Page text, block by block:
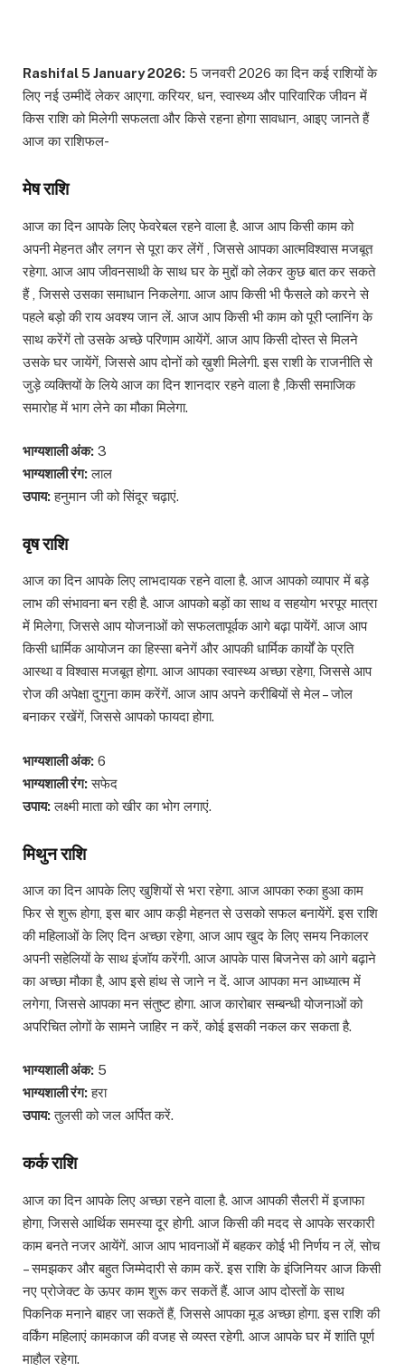
Rashifal 5 January 2026: 5 जनवरी 2026 का दिन कई राशियों के
लिए नई उम्मीदें लेकर आएगा. करियर, धन, स्वास्थ्य और पारिवारिक जीवन में
किस राशि को मिलेगी सफलता और किसे रहना होगा सावधान, आइए जानते हैं
आज का राशिफल-
मेष राशि
आज का दिन आपके लिए फेवरेबल रहने वाला है. आज आप किसी काम को
अपनी मेहनत और लगन से पूरा कर लेंगें , जिससे आपका आत्मविश्वास मजबूत
रहेगा. आज आप जीवनसाथी के साथ घर के मुद्दों को लेकर कुछ बात कर सकते
हैं , जिससे उसका समाधान निकलेगा. आज आप किसी भी फैसले को करने से
पहले बड़ो की राय अवश्य जान लें. आज आप किसी भी काम को पूरी प्लानिंग के
साथ करेंगें तो उसके अच्छे परिणाम आयेंगें. आज आप किसी दोस्त से मिलने
उसके घर जायेंगें, जिससे आप दोनों को ख़ुशी मिलेगी. इस राशी के राजनीति से
जुड़े व्यक्तियों के लिये आज का दिन शानदार रहने वाला है ,किसी समाजिक
समारोह में भाग लेने का मौका मिलेगा.
भाग्यशाली अंक: 3
भाग्यशाली रंग:लाल
उपाय:हनुमान जी को सिंदूर चढ़ाएं.
वृष राशि
आज का दिन आपके लिए लाभदायक रहने वाला है. आज आपको व्यापार में बड़े
लाभ की संभावना बन रही है. आज आपको बड़ों का साथ व सहयोग भरपूर मात्रा
में मिलेगा, जिससे आप योजनाओं को सफलतापूर्वक आगे बढ़ा पायेंगें. आज आप
किसी धार्मिक आयोजन का हिस्सा बनेगें और आपकी धार्मिक कार्यों के प्रति
आस्था व विश्वास मजबूत होगा. आज आपका स्वास्थ्य अच्छा रहेगा, जिससे आप
रोज की अपेक्षा दुगुना काम करेंगें. आज आप अपने करीबियों से मेल – जोल
बनाकर रखेंगें, जिससे आपको फायदा होगा.
भाग्यशाली अंक: 6
भाग्यशाली रंग:सफेद
उपाय:लक्ष्मी माता को खीर का भोग लगाएं.
मिथुन राशि
आज का दिन आपके लिए खुशियों से भरा रहेगा. आज आपका रुका हुआ काम
फिर से शुरू होगा, इस बार आप कड़ी मेहनत से उसको सफल बनायेंगें. इस राशि
की महिलाओं के लिए दिन अच्छा रहेगा, आज आप खुद के लिए समय निकालर
अपनी सहेलियों के साथ इंजॉय करेंगी. आज आपके पास बिजनेस को आगे बढ़ाने
का अच्छा मौका है, आप इसे हांथ से जाने न दें. आज आपका मन आध्यात्म में
लगेगा, जिससे आपका मन संतुष्ट होगा. आज कारोबार सम्बन्धी योजनाओं को
अपरिचित लोगों के सामने जाहिर न करें, कोई इसकी नकल कर सकता है.
भाग्यशाली अंक: 5
भाग्यशाली रंग:हरा
उपाय:तुलसी को जल अर्पित करें.
कर्क राशि
आज का दिन आपके लिए अच्छा रहने वाला है. आज आपकी सैलरी में इजाफा
होगा, जिससे आर्थिक समस्या दूर होगी. आज किसी की मदद से आपके सरकारी
काम बनते नजर आयेंगें. आज आप भावनाओं में बहकर कोई भी निर्णय न लें, सोच
– समझकर और बहुत जिम्मेदारी से काम करें. इस राशि के इंजिनियर आज किसी
नए प्रोजेक्ट के ऊपर काम शुरू कर सकतें हैं. आज आप दोस्तों के साथ
पिकनिक मनाने बाहर जा सकतें हैं, जिससे आपका मूड अच्छा होगा. इस राशि की
वर्किंग महिलाएं कामकाज की वजह से व्यस्त रहेगी. आज आपके घर में शांति पूर्ण
माहौल रहेगा.